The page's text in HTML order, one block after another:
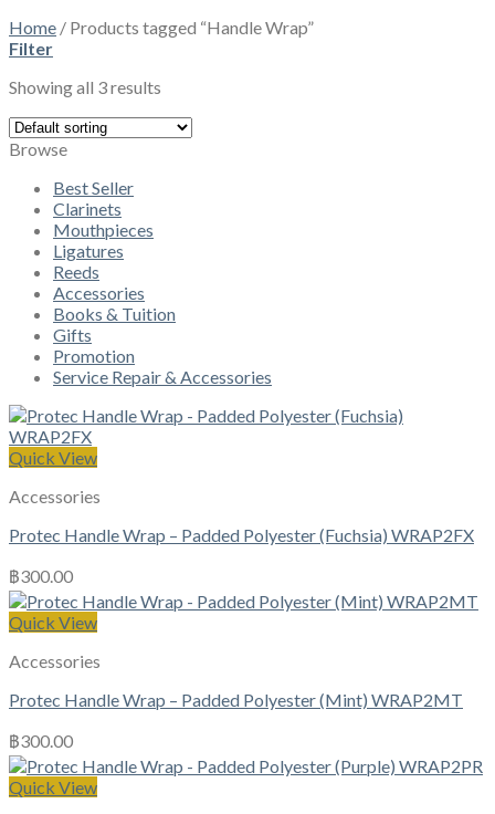
Home / Products tagged “Handle Wrap”
Filter
Showing all 3 results
Browse
Best Seller
Clarinets
Mouthpieces
Ligatures
Reeds
Accessories
Books & Tuition
Gifts
Promotion
Service Repair & Accessories
Quick View
Accessories
Protec Handle Wrap – Padded Polyester (Fuchsia) WRAP2FX
฿300.00
Quick View
Accessories
Protec Handle Wrap – Padded Polyester (Mint) WRAP2MT
฿300.00
Quick View